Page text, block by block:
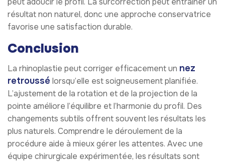
résultat non naturel, donc une approche conservatrice
favorise une satisfaction durable.
Conclusion
La rhinoplastie peut corriger efficacement un nez
retroussé lorsqu’elle est soigneusement planifiée.
L’ajustement de la rotation et de la projection de la
pointe améliore l’équilibre et l’harmonie du profil. Des
changements subtils offrent souvent les résultats les
plus naturels. Comprendre le déroulement de la
procédure aide à mieux gérer les attentes. Avec une
équipe chirurgicale expérimentée, les résultats sont